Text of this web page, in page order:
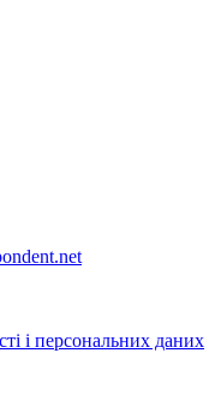
і персональних даних